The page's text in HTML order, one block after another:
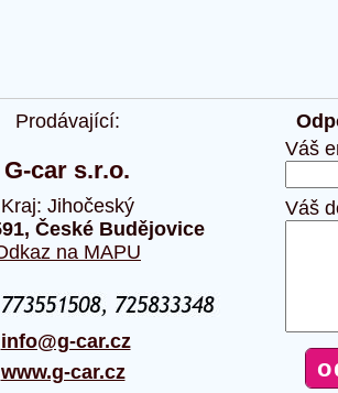
Prodávající:
G-car s.r.o.
Kraj: Jihočeský
České Budějovice
na MAPU
info@g-car.cz
www.g-car.cz
Váš
Váš